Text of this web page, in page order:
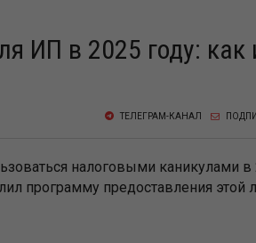
ИП в 2025 году: как
ТЕЛЕГРАМ-КАНАЛ
налоговыми каникулами
программу предоставления этой